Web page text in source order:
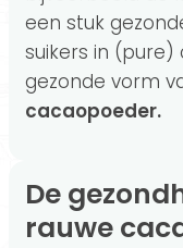
een stuk
suikers in
gezonde vorm
cacaopoeder.
De gezondheidsvoordelen van
rauwe